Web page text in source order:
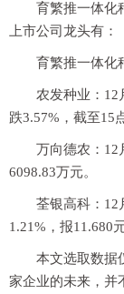
育繁推一体化
上市公司龙头有：
育繁推一体化
农发种业：12
跌3.57%，截至15
万向德农：12
6098.83万元。
荃银高科：12
1.21%，报11.680
本文选取数据
家企业的未来，并